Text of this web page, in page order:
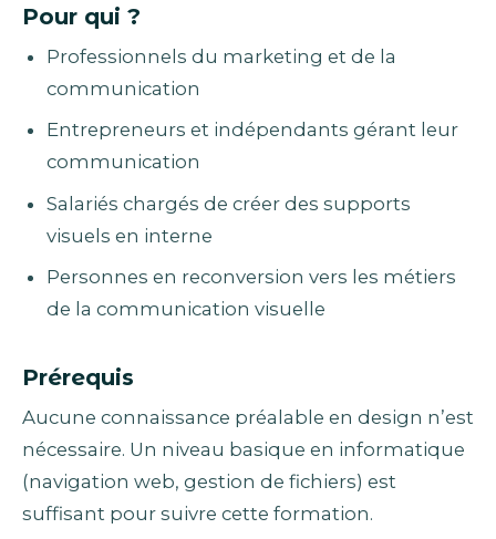
Pour qui ?
Professionnels du marketing et de la
communication
Entrepreneurs et indépendants gérant leur
communication
Salariés chargés de créer des supports
visuels en interne
Personnes en reconversion vers les métiers
de la communication visuelle
Prérequis
Aucune connaissance préalable en design n’est
nécessaire. Un niveau basique en informatique
(navigation web, gestion de fichiers) est
suffisant pour suivre cette formation.